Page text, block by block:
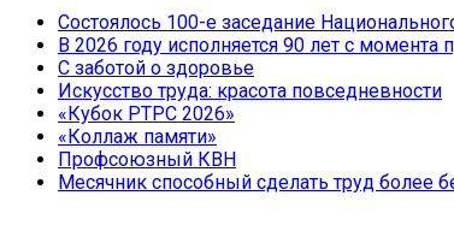
Состоялось 100-е заседание
В 2026 году исполняется 90 лет с
С заботой о здоровье
Искусство труда: красота повседневности
«Кубок РТРС 2026»
«Коллаж памяти»
Профсоюзный КВН
Месячник способный сделать труд более